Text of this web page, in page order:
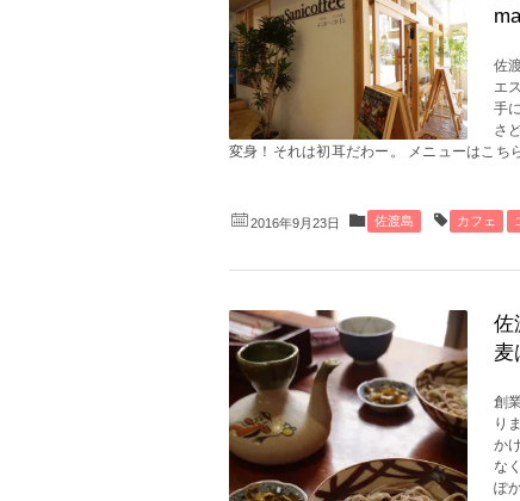
佐
エ
手
さ
変身！それは初耳だわー。 メニューはこち
2016年9月23日 佐渡島 カフェ
佐
麦
創
り
か
な
ぽ